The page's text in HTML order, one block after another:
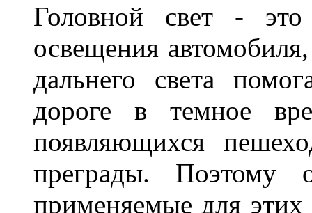
Головной свет -
освещения
дальнего света
дороге в темное
появляющихся
преграды. Поэтому
применяемые для